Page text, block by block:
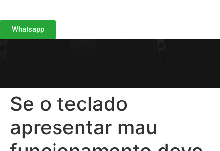
Whatsapp
Se o teclado
apresentar mau